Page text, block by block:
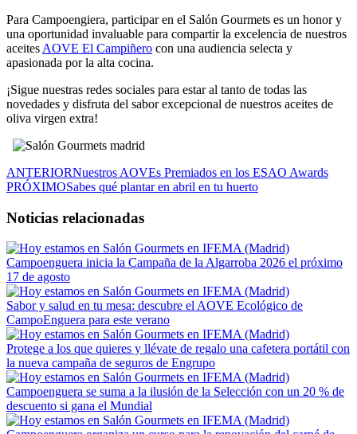
Para Campoengiera, participar en el Salón Gourmets es un honor y
una oportunidad invaluable para compartir la excelencia de nuestros
aceites AOVE El Campiñero con una audiencia selecta y
apasionada por la alta cocina.
¡Sigue nuestras redes sociales para estar al tanto de todas las
novedades y disfruta del sabor excepcional de nuestros aceites de
oliva virgen extra!
ANTERIORNuestros AOVEs Premiados en los ESAO Awards
PRÓXIMOSabes qué plantar en abril en tu huerto
Noticias relacionadas
Campoenguera inicia la Campaña de la Algarroba 2026 el próximo
17 de agosto
Sabor y salud en tu mesa: descubre el AOVE Ecológico de
CampoEnguera para este verano
Protege a los que quieres y llévate de regalo una cafetera portátil con
la nueva campaña de seguros de Engrupo
Campoenguera se suma a la ilusión de la Selección con un 20 % de
descuento si gana el Mundial